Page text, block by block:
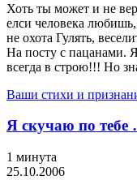
Хоть ты может и не
елси человека
не охота Гулять,
На посту с пацанами.
всегда в строю!!! Но
Ваши стихи и
Я скучаю по тебе
1 минута
25.10.2006